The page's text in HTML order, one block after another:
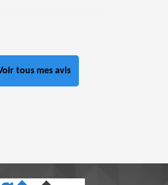
tous mes avis